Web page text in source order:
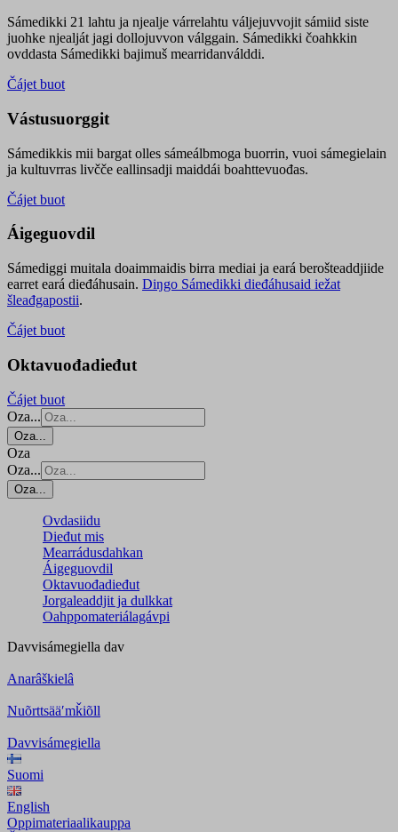
Sámedikki 21 lahtu ja njealje várrelahtu váljejuvvojit sámiid siste
juohke njealját jagi dollojuvvon válggain. Sámedikki čoahkkin
ovddasta Sámedikki bajimuš mearridanválddi.
Čájet buot
Vástusuorggit
Sámedikkis mii bargat olles sámeálbmoga buorrin, vuoi sámegielain
ja kultuvrras livčče eallinsadji maiddái boahttevuođas.
Čájet buot
Áigeguovdil
Sámediggi muitala doaimmaidis birra mediai ja eará berošteaddjiide
earret eará dieđáhusain. Diŋgo Sámedikki dieđáhusaid iežat
šleađgapostii.
Čájet buot
Oktavuođadieđut
Čájet buot
Oza...
Oza...
Oza
Oza...
Oza...
Ovdasiidu
Dieđut mis
Mearrádusdahkan
Áigeguovdil
Oktavuođadieđut
Jorgaleaddjit ja dulkkat
Oahppomateriálagávpi
Davvisámegiella dav
Anarâškielâ
Nuõrttsääʹmǩiõll
Davvisámegiella
Suomi
English
Oppimateriaalikauppa